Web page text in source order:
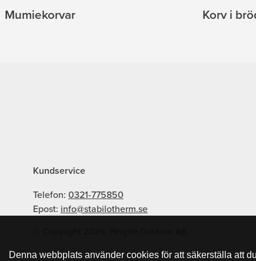
Denna webbplats använder cookies för att säkerställa att
Mumiekorvar Korv i
Kundservice
Telefon: 0321-775850
Epost: info@stabilotherm.se